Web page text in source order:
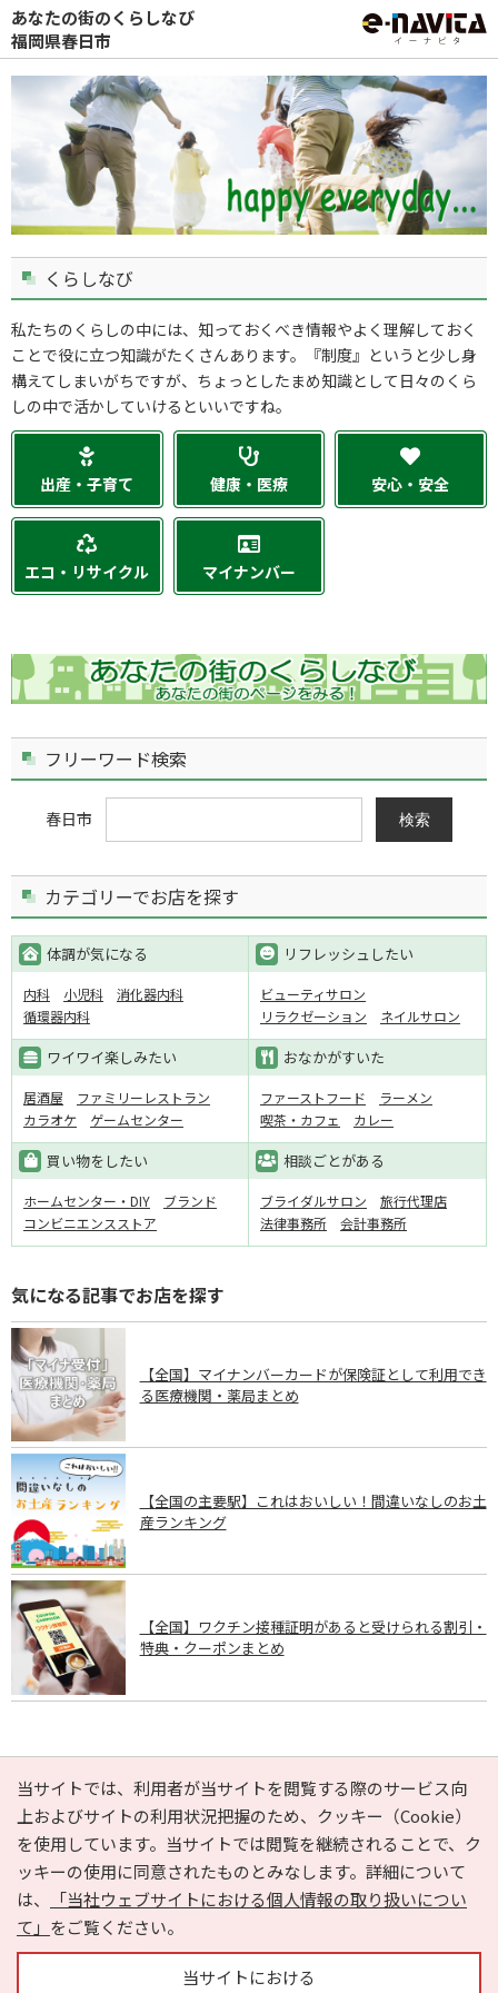
あなたの街のくらしなび
福岡県春日市
くらしなび
私たちのくらしの中には、知っておくべき情報やよく理解しておく
ことで役に立つ知識がたくさんあります。『制度』というと少し身
構えてしまいがちですが、ちょっとしたまめ知識として日々のくら
しの中で活かしていけるといいですね。
出産・子育て 健康・医療 安心・安全
エコ・リサイクル マイナンバー
フリーワード検索
春日市 検索
カテゴリーでお店を探す
体調が気になる
内科 小児科
消化器内科
循環器内科
リフレッシュしたい
ビューティサロン
リラクゼーション
ネイルサロン
ワイワイ楽しみたい
居酒屋
ファミリーレストラン
カラオケ
ゲームセンター
おなかがすいた
ファーストフード
ラーメン
喫茶・カフェ
カレー
買い物をしたい
ホームセンター・DIY
ブランド
コンビニエンスストア
相談ごとがある
ブライダルサロン
旅行代理店
法律事務所
会計事務所
気になる記事でお店を探す
【全国】マイナンバーカードが保険証として利用でき
る医療機関・薬局まとめ
【全国の主要駅】これはおいしい！間違いなしのお土
産ランキング
【全国】ワクチン接種証明があると受けられる割引・
特典・クーポンまとめ
PAGE TOP
当サイトでは、利用者が当サイトを閲覧する際のサービス向
上およびサイトの利用状況把握のため、クッキー（Cookie）
を使用しています。当サイトでは閲覧を継続されることで、ク
ッキーの使用に同意されたものとみなします。詳細について
は、
「当社ウェブサイトにおける個人情報の取り扱いについ
て」 をご覧ください。
当サイトにおける
e-NAVITA（イーナビタ）とは？ お気に入り
ヘルプ
利用規約
個人情報の取り扱いについて
運営会社
サイトマップ
広告掲載に関するお問い合わせ